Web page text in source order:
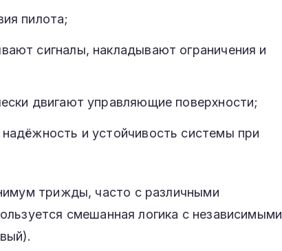
пилота;
сигналы, накладывают ограничения и
двигают управляющие поверхности;
и устойчивость системы при
трижды, часто с различными
смешанная логика с независимыми